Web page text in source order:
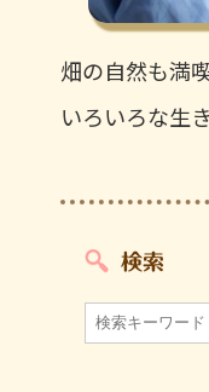
畑の自然も満
いろいろな生
検索